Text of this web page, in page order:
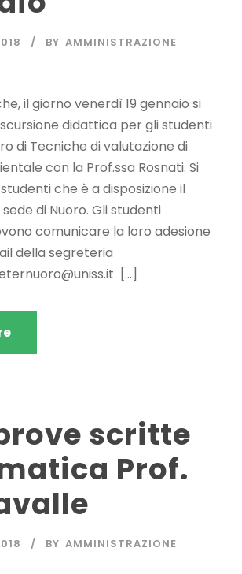
BY AMMINISTRAZIONE
il giorno venerdì 19 gennaio si
didattica per gli studenti
di Tecniche di valutazione di
con la Prof.ssa Rosnati. Si
che è a disposizione il
di Nuoro. Gli studenti
comunicare la loro adesione
della segreteria
[…]
scritte
Prof.
BY AMMINISTRAZIONE